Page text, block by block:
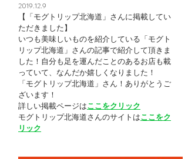
2019.12.9
【「モグトリップ北海道」さんに掲載してい
ただきました】
いつも美味しいものを紹介している「モグト
リップ北海道」さんの記事で紹介して頂きま
した！自分も足を運んだことのあるお店も載
っていて、なんだか嬉しくなりました！
「モグトリップ北海道」さん！ありがとうご
ざいます！
詳しい掲載ページはここをクリック
モグトリップ北海道さんのサイトはここをク
リック